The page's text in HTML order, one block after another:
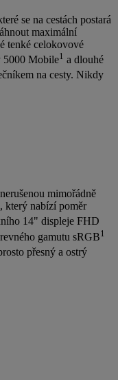
se na cestách postará
maximální
tenké celokovové
Mobile1 a dlouhé
na cesty. Nikdy
mimořádně
který nabízí poměr
14" displeje FHD
gamutu sRGB1
přesný a ostrý